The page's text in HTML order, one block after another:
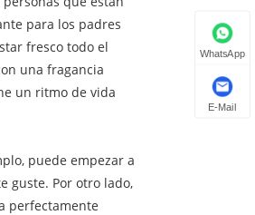
para los padres
fresco todo el
una fragancia
un ritmo de vida
puede empezar a
guste. Por otro lado,
perfectamente
WhatsApp
E-Mail